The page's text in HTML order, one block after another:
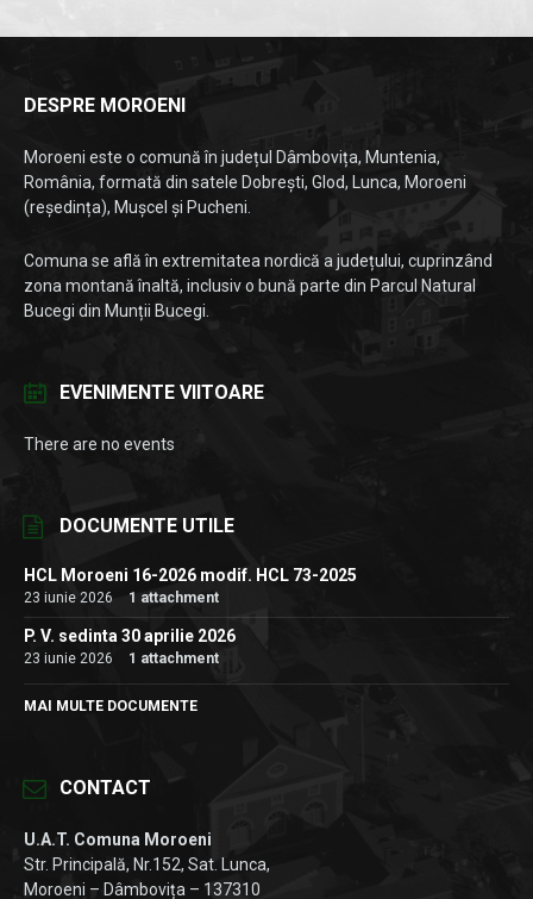
DESPRE MOROENI
Moroeni este o comună în județul Dâmbovița, Muntenia,
România, formată din satele Dobrești, Glod, Lunca, Moroeni
(reședința), Mușcel și Pucheni.
Comuna se află în extremitatea nordică a județului, cuprinzând
zona montană înaltă, inclusiv o bună parte din Parcul Natural
Bucegi din Munții Bucegi.
EVENIMENTE VIITOARE
There are no events
DOCUMENTE UTILE
HCL Moroeni 16-2026 modif. HCL 73-2025
23 iunie 2026 1 attachment
P. V. sedinta 30 aprilie 2026
23 iunie 2026 1 attachment
MAI MULTE DOCUMENTE
CONTACT
U.A.T. Comuna Moroeni
Str. Principală, Nr.152, Sat. Lunca,
Moroeni – Dâmbovița – 137310